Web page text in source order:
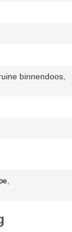
binnendoos,